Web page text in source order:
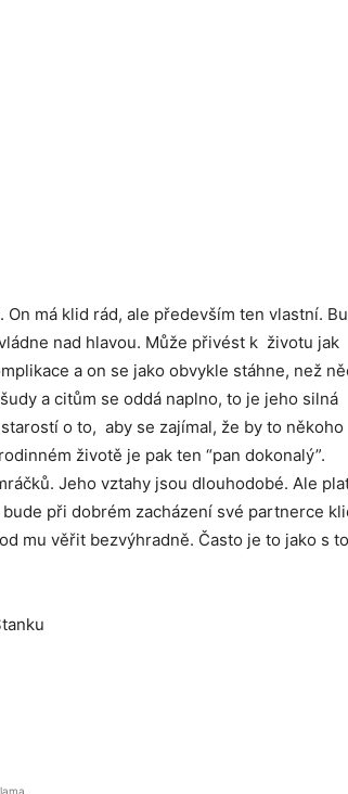
má klid rád, ale především ten vlastní.
nad hlavou. Může přivést k životu jak
a on se jako obvykle stáhne, než
a citům se oddá naplno, to je jeho silná
o to, aby se zajímal, že by to někoho
životě je pak ten “pan dokonalý”.
Jeho vztahy jsou dlouhodobé. Ale
při dobrém zacházení své partnerce
mu věřit bezvýhradně. Často je to jako s